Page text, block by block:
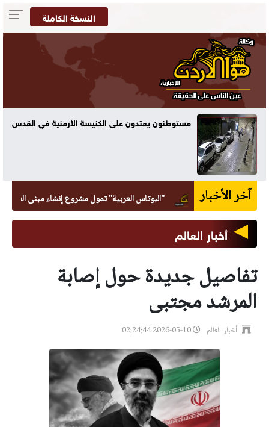
النسخة الكاملة
مستوطنون يعتدون على الكنيسة الأرمنية في القدس
آخر الأخبار "البوتاس العربية" تمول مشروع إنشاء مبنى العيادات
أخبار العالم
تفاصيل جديدة حول إصابة
المرشد مجتبى
أخبار العالم